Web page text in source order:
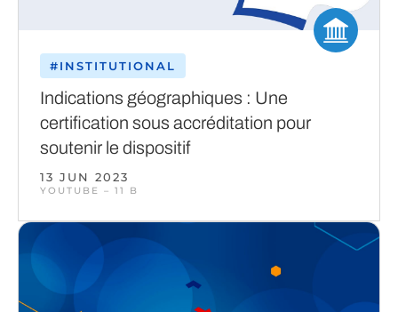
#INSTITUTIONAL
Indications géographiques : Une
certification sous accréditation pour
soutenir le dispositif
13 JUN 2023
YOUTUBE – 11 B